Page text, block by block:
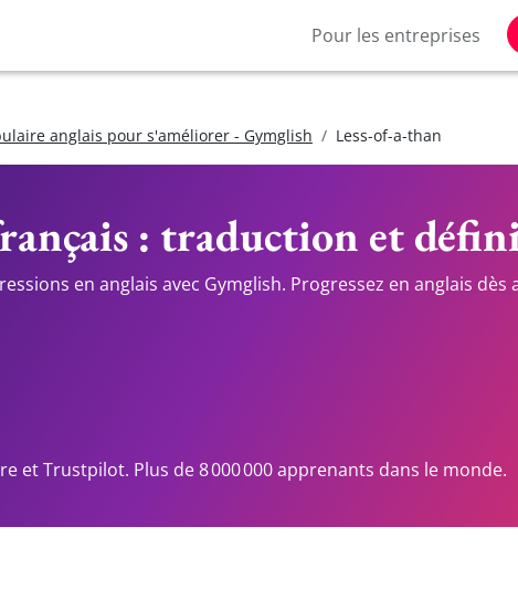
Pour les entreprises
anglais pour s'améliorer - Gymglish Less-of-a-than
: traduction et
en anglais avec Gymglish. Progressez en anglais
et Trustpilot. Plus de 8 000 000 apprenants dans le monde.